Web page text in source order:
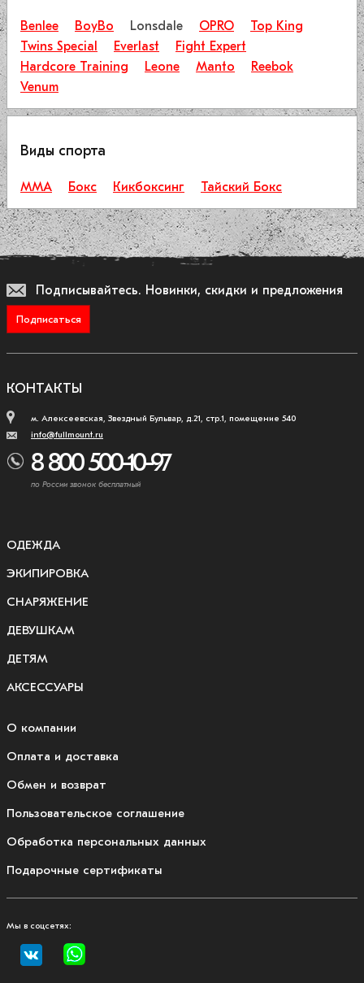
Benlee BoyBo Lonsdale OPRO
Top King
Twins Special
Everlast
Fight Expert
Hardcore Training
Leone Manto
Reebok
Venum
Виды спорта
ММА Бокс Кикбоксинг Тайский Бокс
Подписывайтесь. Новинки, скидки и предложения
Подписаться
КОНТАКТЫ
м. Алексеевская, Звездный Бульвар, д.21, стр.1, помещение 540
info@fullmount.ru
8 800 500-10-97
по России звонок бесплатный
ОДЕЖДА
ЭКИПИРОВКА
СНАРЯЖЕНИЕ
ДЕВУШКАМ
ДЕТЯМ
АКСЕССУАРЫ
О компании
Оплата и доставка
Обмен и возврат
Пользовательское соглашение
Обработка персональных данных
Подарочные сертификаты
Мы в соцсетях: